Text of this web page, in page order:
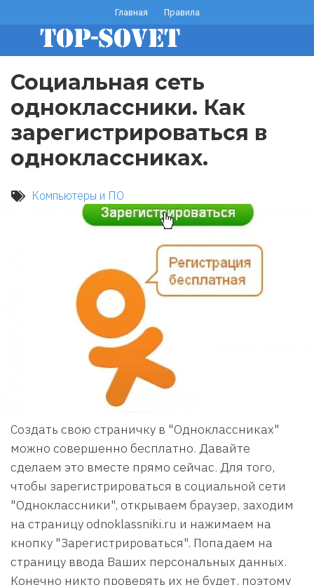
основному
содержанию
footer
menu
Главная Правила
Социальная сеть
одноклассники. Как
зарегистрироваться в
одноклассниках.
Компьютеры и ПО
Создать свою страничку в "Одноклассниках"
можно совершенно бесплатно. Давайте
сделаем это вместе прямо сейчас. Для того,
чтобы зарегистрироваться в социальной сети
"Одноклассники", открываем браузер, заходим
на страницу odnoklassniki.ru и нажимаем на
кнопку "Зарегистрироваться". Попадаем на
страницу ввода Ваших персональных данных.
Конечно никто проверять их не будет, поэтому